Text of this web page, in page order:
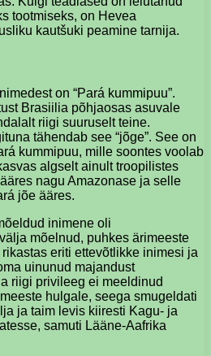
tootmiseks, on Hevea
kautšuki peamine tarnija.
on “Pará kummipuu”.
Brasiilia põhjaosas asuvale
riigi suuruselt teine.
tähendab see “jõge”. See on
kummipuu, mille soontes voolab
algselt ainult troopilistes
nagu Amazonase ja selle
jõe ääres.
inimene oli
mõelnud, puhkes ärimeeste
rikastas eriti ettevõtlikke inimesi ja
uinunud majandust
riigi privileeg ei meeldinud
hulgale, seega smugeldati
ja taim levis kiiresti Kagu- ja
samuti Lääne-Aafrika